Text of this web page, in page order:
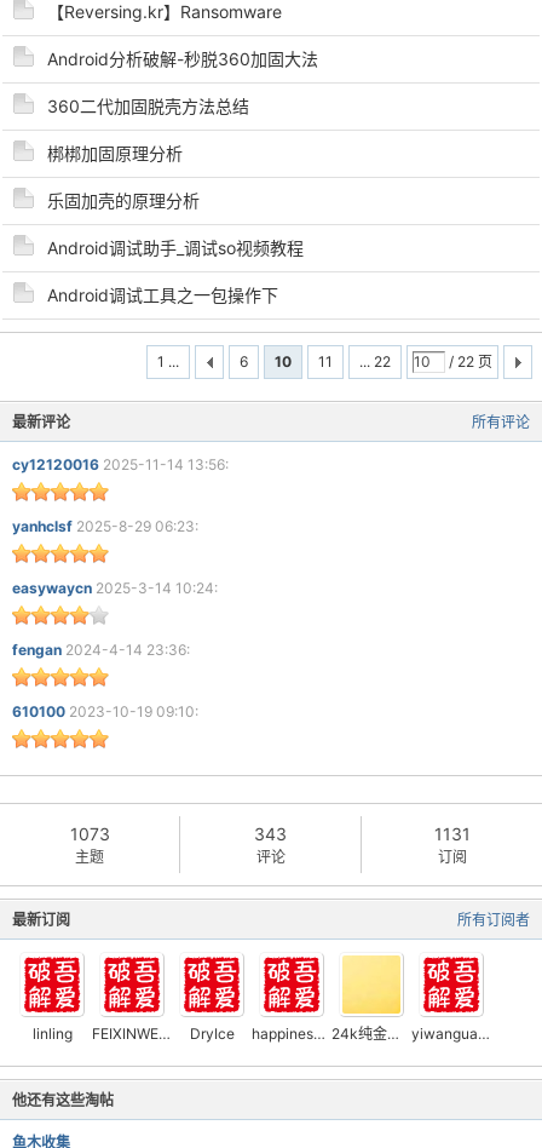
【Reversing.kr】Ransomware
Android分析破解-秒脱360加固大法
360二代加固脱壳方法总结
梆梆加固原理分析
乐固加壳的原理分析
Android调试助手_调试so视频教程
Android调试工具之一包操作下
1 ... 6 10 11 ... 22 / 22 页
所有评论
最新评论
cy12120016 2025-11-14 13:56:
yanhclsf 2025-8-29 06:23:
easywaycn 2025-3-14 10:24:
fengan 2024-4-14 23:36:
610100 2023-10-19 09:10:
1073
主题
343
评论
1131
订阅
所有订阅者
最新订阅
linling FEIXINWEN808 DryIce happiness12345 24k纯金滑稽 yiwanguanghui
他还有这些淘帖
鱼木收集